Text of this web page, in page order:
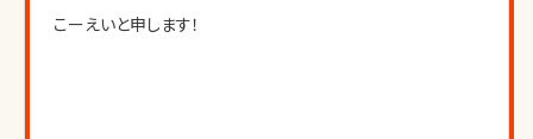
こーえいと申します！